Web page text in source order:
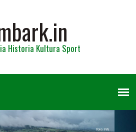
Historia Kultura Sport